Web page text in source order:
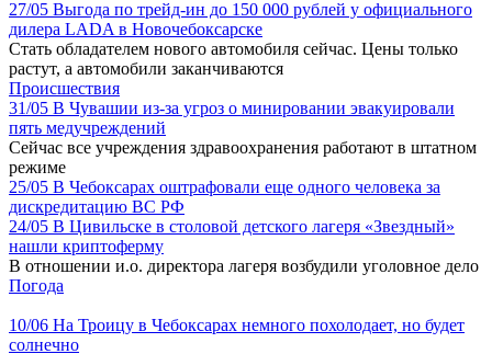
27/05 Выгода по трейд-ин до 150 000 рублей у официального
дилера LADA в Новочебоксарске
Стать обладателем нового автомобиля сейчас. Цены только
растут, а автомобили заканчиваются
Происшествия
31/05 В Чувашии из-за угроз о минировании эвакуировали
пять медучреждений
Сейчас все учреждения здравоохранения работают в штатном
режиме
25/05 В Чебоксарах оштрафовали еще одного человека за
дискредитацию ВС РФ
24/05 В Цивильске в столовой детского лагеря «Звездный»
нашли криптоферму
В отношении и.о. директора лагеря возбудили уголовное дело
Погода
10/06 На Троицу в Чебоксарах немного похолодает, но будет
солнечно